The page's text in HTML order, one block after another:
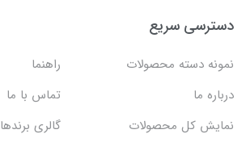
دسترسی سریع
نمونه دسته محصولات
راهنما
درباره ما
تماس با ما
نمایش کل محصولات
گالری برندها